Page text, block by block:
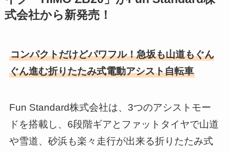
式会社から新発売！
コンパクトだけどパワフル！急坂も山道もぐん
ぐん進む折りたたみ式電動アシスト自転車
Fun Standard株式会社は、3つのアシストモー
ドを搭載し、6段階ギアとファットタイヤで山道
や雪道、砂浜も楽々走行が出来る折りたたみ式